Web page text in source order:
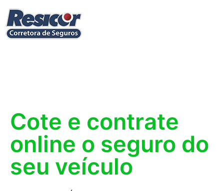
Cote e contrate
online o seguro do
seu veículo